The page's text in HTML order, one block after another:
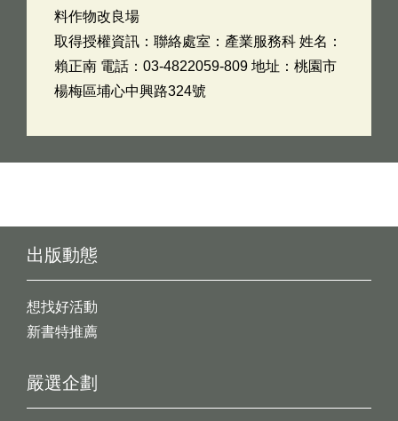
料作物改良場
取得授權資訊：聯絡處室：產業服務科 姓名：
賴正南 電話：03-4822059-809 地址：桃園市
楊梅區埔心中興路324號
出版動態
想找好活動
新書特推薦
嚴選企劃